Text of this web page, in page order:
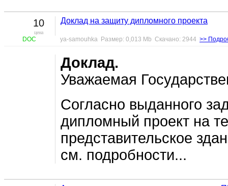
10
цена
DOC
Доклад на защиту дипломного проекта
ya-samouhka Размер: 0,013 Mb Скачано: 2944 >>
Доклад.
Уважаемая
Согласно выданного
дипломный проект на
представительское
см. подробности...